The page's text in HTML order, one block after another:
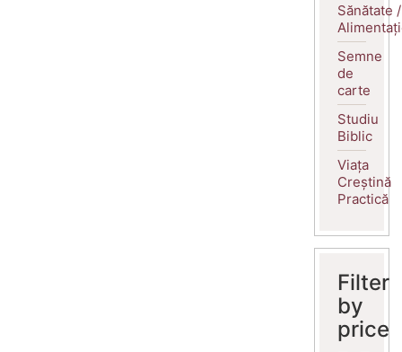
Sănătate /
Semne
de
carte
Studiu
Biblic
Viața
Creștină
Practică
Filter
by
price